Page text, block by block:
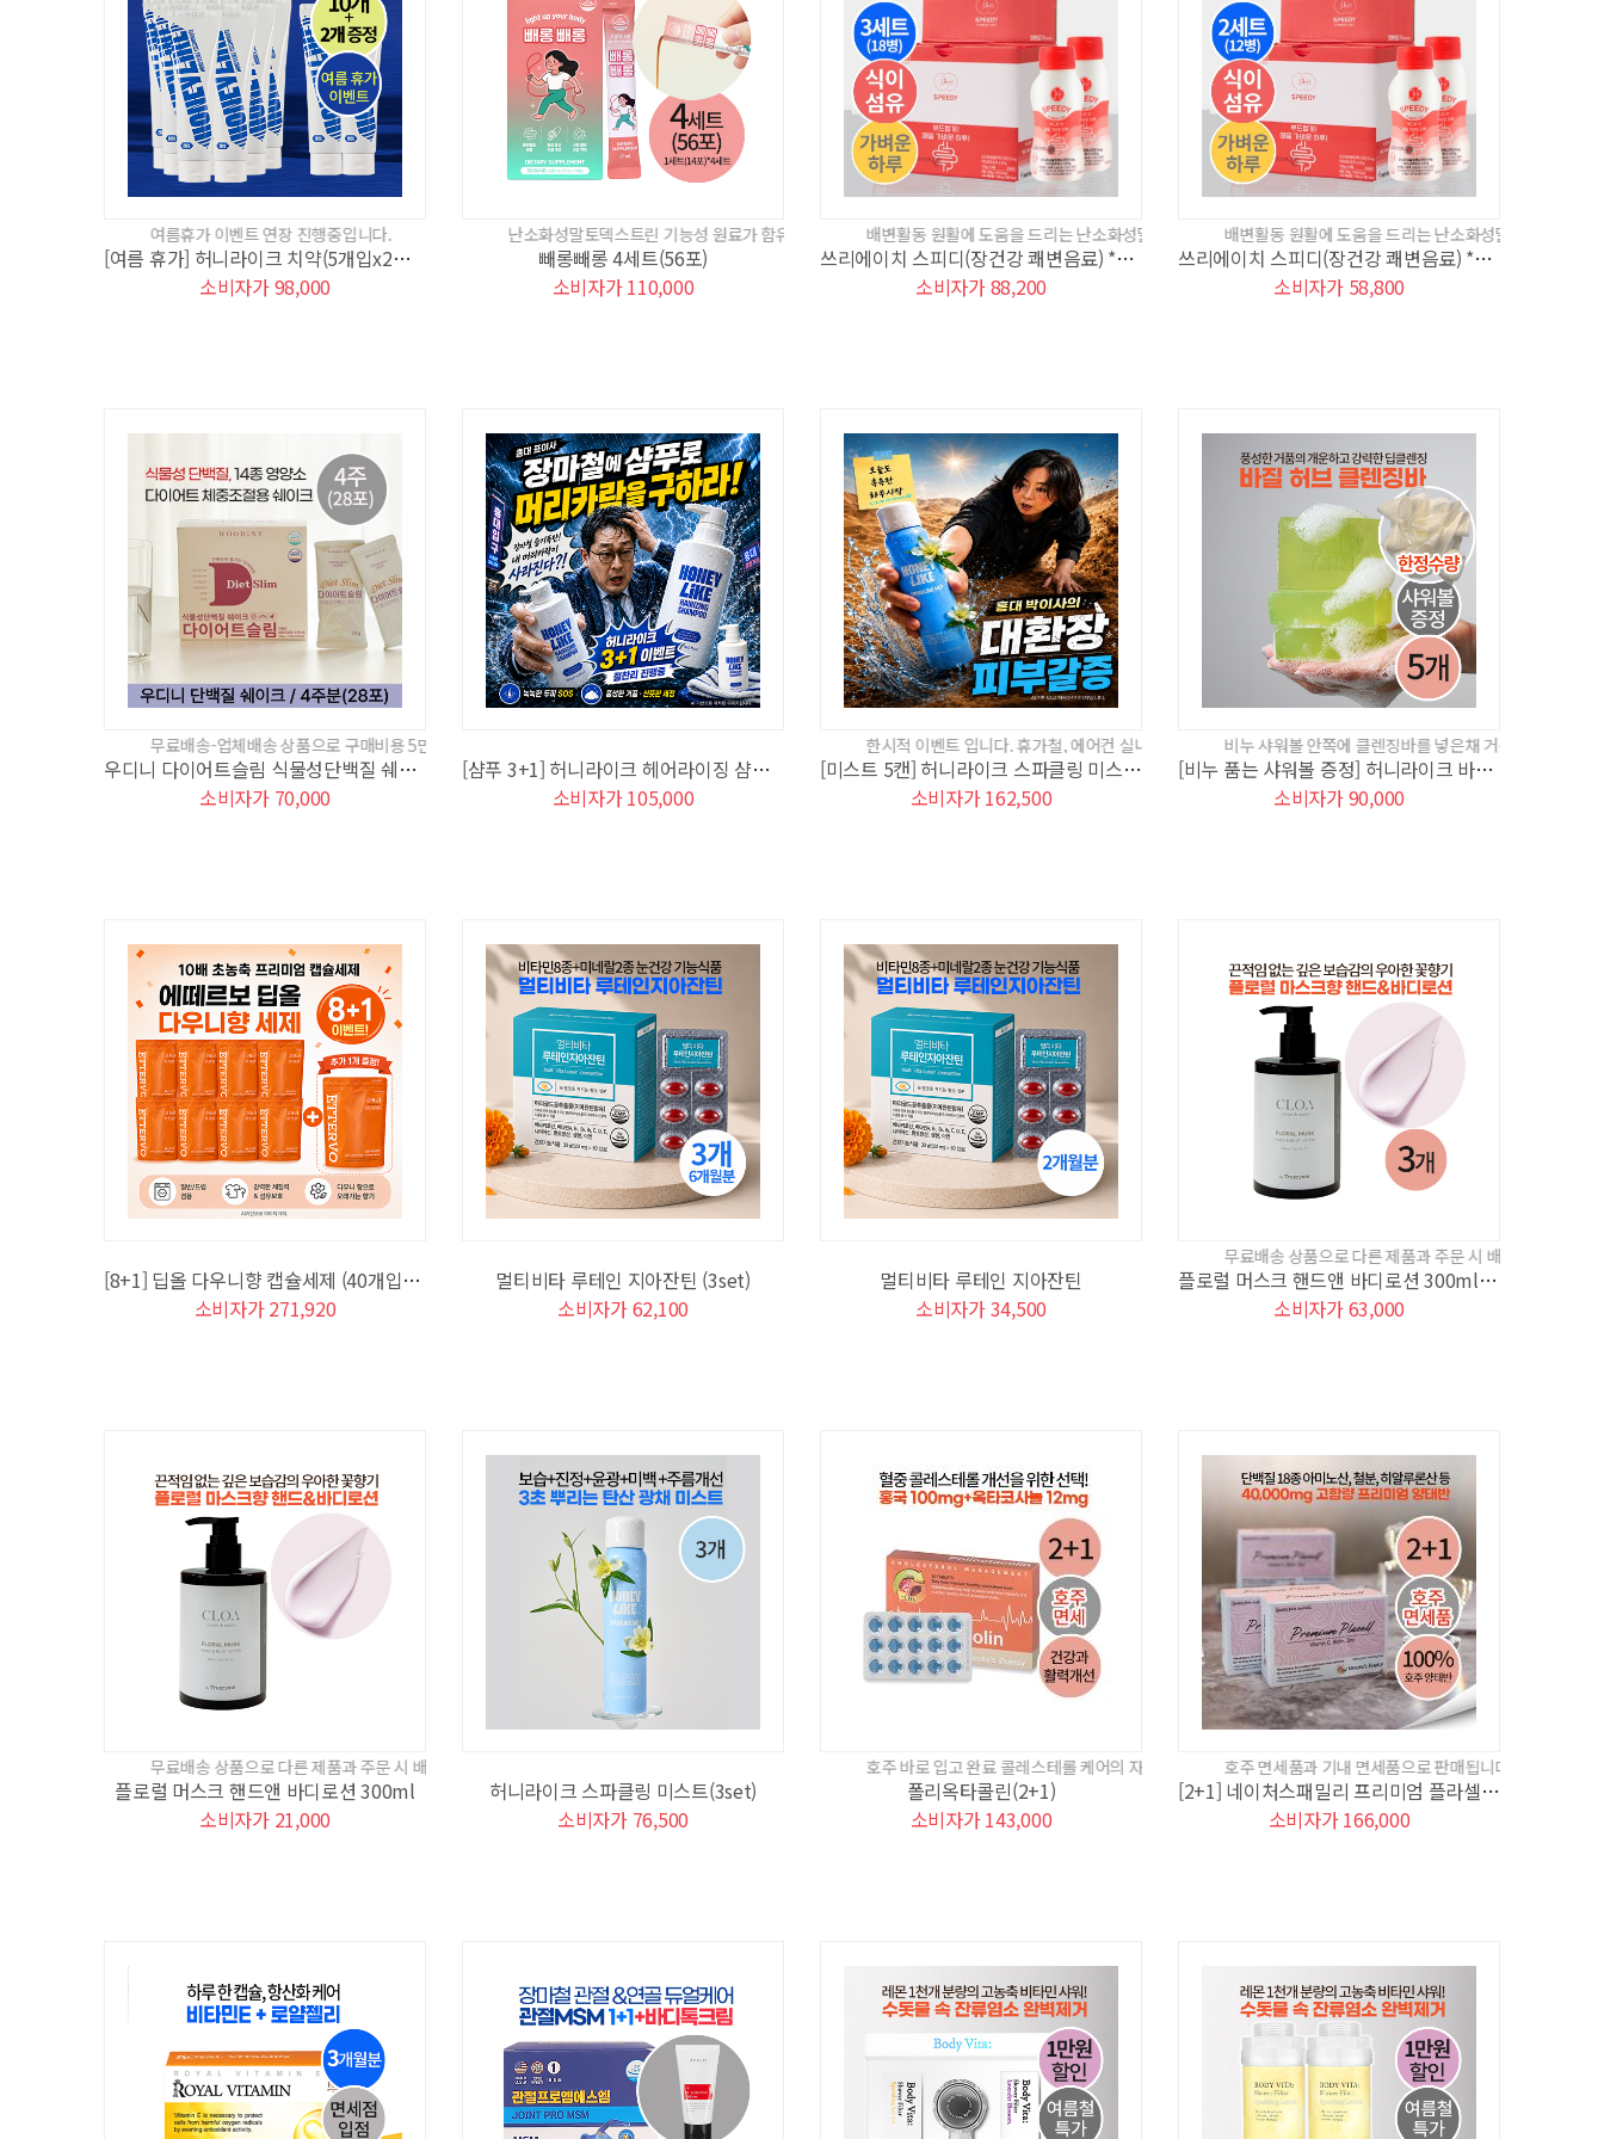
여름휴가 이벤트 연장 진행중입니다.
[여름 휴가] 허니라이크 치약(5개입x2세트)+ 2개증정
소비자가 98,000
난소화성말토덱스트린 기능성 원료가 함유된 제품입니다.
빼롱빼롱 4세트(56포)
소비자가 110,000
배변활동 원활에 도움을 드리는 난소화성말토덱스트린 성분이 함유된 일반식품입니다.
쓰리에이치 스피디(장건강 쾌변음료) *3세트
소비자가 88,200
배변활동 원활에 도움을 드리는 난소화성말토덱스트린 성분이 함유된
쓰리에이치 스피디(장건강 쾌변음료) *2세트
소비자가 58,800
무료배송-업체배송 상품으로 구매비용 5만원 기준에서 제외됩니다.
우디니 다이어트슬림 식물성단백질 쉐이크 4주분(28포)
소비자가 70,000
[샴푸 3+1] 허니라이크 헤어라이징 샴푸(3+1)
소비자가 105,000
한시적 이벤트 입니다. 휴가철, 에어컨 실내에 피부진정과 보습 한꺼번에 준비하세요!
[미스트 5캔] 허니라이크 스파클링 미스트 (5개)
소비자가 162,500
비누 샤워볼 안쪽에 클렌징바를 넣은채 거품을 내어 보세요!
[비누 품는 샤워볼 증정] 허니라이크 바질 허브 클렌징바(5개)
소비자가 90,000
[8+1] 딥올 다우니향 캡슐세제 (40개입x9세트)
소비자가 271,920
멀티비타 루테인 지아잔틴 (3set)
소비자가 62,100
멀티비타 루테인 지아잔틴
소비자가 34,500
무료배송 상품으로 다른 제품과 주문 시 배송비 기준에서 제외됩니다.
플로럴 머스크 핸드앤 바디로션 300ml (3세트)
소비자가 63,000
무료배송 상품으로 다른 제품과 주문 시 배송비 기준에서 제외됩니다.
플로럴 머스크 핸드앤 바디로션 300ml
소비자가 21,000
허니라이크 스파클링 미스트(3set)
소비자가 76,500
호주 바로 입고 완료 콜레스테롤 케어의 자부심 폴리옥타콜린 재출시 되었습니다.
폴리옥타콜린(2+1)
소비자가 143,000
호주 면세품과 기내 면세품으로 판매됩니다.
[2+1] 네이처스패밀리 프리미엄 플라셀(총3개월분)
소비자가 166,000